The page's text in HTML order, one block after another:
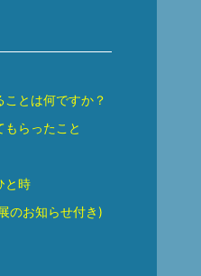
とは何ですか？
もらったこと
と時
のお知らせ付き)